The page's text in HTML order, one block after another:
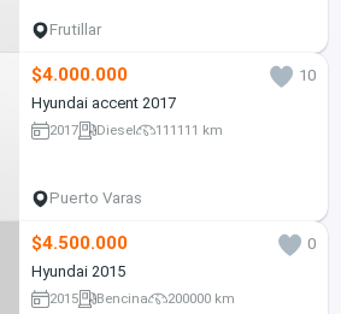
Frutillar
$4.000.000
10
Hyundai accent 2017
2017 Diesel 111111 km
Puerto Varas
$4.500.000
0
Hyundai 2015
2015 Bencina 200000 km